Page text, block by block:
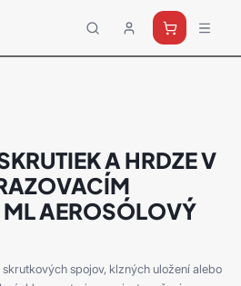
A HRDZE V
AEROSÓLOVÝ
spojov, klzných uložení alebo